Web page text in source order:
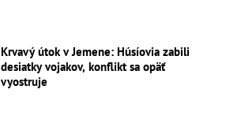
Krvavý útok v Jemene: Húsíovia zabili
desiatky vojakov, konflikt sa opäť
vyostruje